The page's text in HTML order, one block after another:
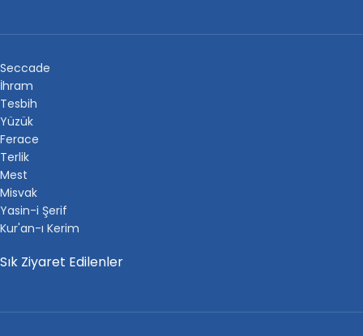
Seccade
İhram
Tesbih
Yüzük
Ferace
Terlik
Mest
Misvak
Yasin-i Şerif
Kur'an-ı Kerim
Sık Ziyaret Edilenler